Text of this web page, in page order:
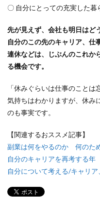
〇 自分にとっての充実した暮
先が見えず、会社も明日はど
自分のこの先のキャリア、仕
連休などは、じぶんのこれか
る機会です。
「休みぐらいは仕事のことは
気持ちはわかりますが、休み
のも事実です。
【関連するおススメ記事】
副業は何をやるのか 何のた
自分のキャリアを再考する年
自分について考える/キャリ